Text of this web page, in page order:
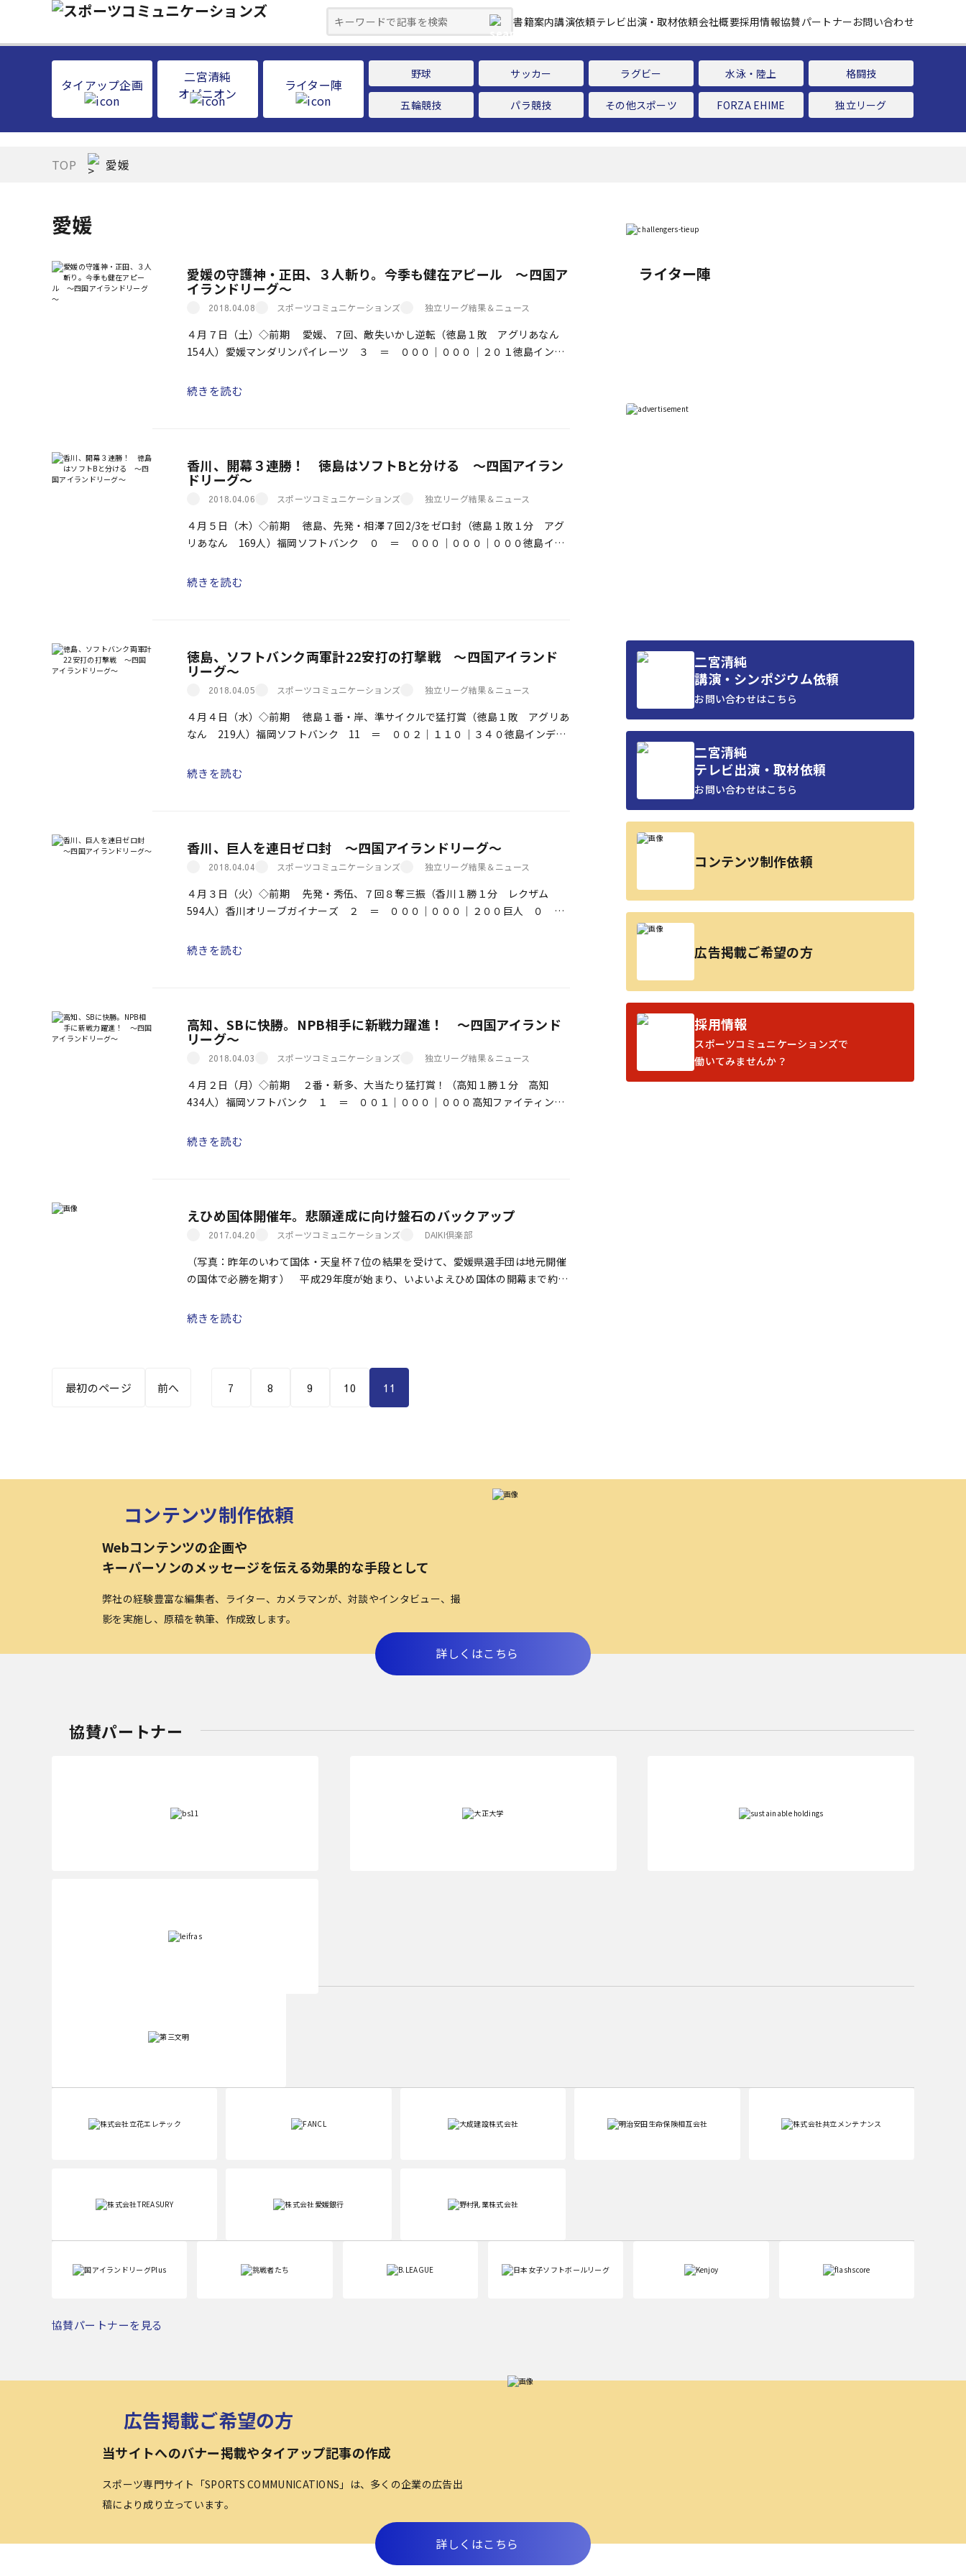
書籍案内講演依頼テレビ出演・取材依頼会社概要採用情報協賛パートナーお問い合わせ
タイアップ企画
二宮清純
オピニオン
ライター陣
野球 サッカー ラグビー 水泳・陸上 格闘技
五輪競技 パラ競技 その他スポーツ FORZA EHIME 独立リーグ
TOP 愛媛
愛媛
愛媛の守護神・正田、３人斬り。今季も健在アピール ～四国ア
イランドリーグ～
2018.04.08 スポーツコミュニケーションズ 独立リーグ結果＆ニュース
４月７日（土）◇前期 愛媛、７回、敵失いかし逆転（徳島１敗 アグリあなん
154人）愛媛マンダリンパイレーツ ３ ＝ ０００｜０００｜２０１徳島インデ
続きを読む
香川、開幕３連勝！ 徳島はソフトBと分ける ～四国アイラン
ドリーグ～
2018.04.06 スポーツコミュニケーションズ 独立リーグ結果＆ニュース
４月５日（木）◇前期 徳島、先発・相澤７回2/3をゼロ封（徳島１敗１分 アグ
リあなん 169人）福岡ソフトバンク ０ ＝ ０００｜０００｜０００徳島イン
続きを読む
徳島、ソフトバンク両軍計22安打の打撃戦 ～四国アイランド
リーグ～
2018.04.05 スポーツコミュニケーションズ 独立リーグ結果＆ニュース
４月４日（水）◇前期 徳島１番・岸、準サイクルで猛打賞（徳島１敗 アグリあ
なん 219人）福岡ソフトバンク 11 ＝ ００２｜１１０｜３４０徳島インディ
続きを読む
香川、巨人を連日ゼロ封 ～四国アイランドリーグ～
2018.04.04 スポーツコミュニケーションズ 独立リーグ結果＆ニュース
４月３日（火）◇前期 先発・秀伍、７回８奪三振（香川１勝１分 レクザム
594人）香川オリーブガイナーズ ２ ＝ ０００｜０００｜２００巨人 ０
続きを読む
高知、SBに快勝。NPB相手に新戦力躍進！ ～四国アイランド
リーグ～
2018.04.03 スポーツコミュニケーションズ 独立リーグ結果＆ニュース
４月２日（月）◇前期 ２番・新多、大当たり猛打賞！（高知１勝１分 高知
434人）福岡ソフトバンク １ ＝ ００１｜０００｜０００高知ファイティング
続きを読む
えひめ国体開催年。悲願達成に向け盤石のバックアップ
2017.04.20 スポーツコミュニケーションズ DAIKI倶楽部
（写真：昨年のいわて国体・天皇杯７位の結果を受けて、愛媛県選手団は地元開催
の国体で必勝を期す） 平成29年度が始まり、いよいよえひめ国体の開幕まで約５
続きを読む
最初のページ 前へ 7 8 9 10 11
ライター陣
二宮清純
講演・シンポジウム依頼
お問い合わせはこちら
二宮清純
テレビ出演・取材依頼
お問い合わせはこちら
コンテンツ制作依頼
広告掲載ご希望の方
採用情報
スポーツコミュニケーションズで
働いてみませんか？
コンテンツ制作依頼
Webコンテンツの企画や
キーパーソンのメッセージを伝える効果的な手段として
弊社の経験豊富な編集者、ライター、カメラマンが、対談やインタビュー、撮
影を実施し、原稿を執筆、作成致します。
詳しくはこちら
協賛パートナー
協賛パートナーを見る
広告掲載ご希望の方
当サイトへのバナー掲載やタイアップ記事の作成
スポーツ専門サイト「SPORTS COMMUNICATIONS」は、多くの企業の広告出
稿により成り立っています。
詳しくはこちら